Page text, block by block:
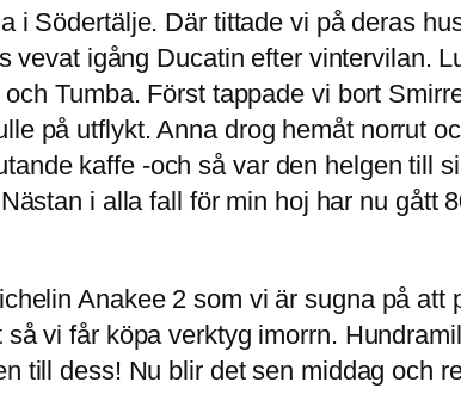
i Södertälje. Där tittade vi på deras
vevat igång Ducatin efter vintervilan.
Tumba. Först tappade vi bort
på utflykt. Anna drog hemåt norrut
kaffe -och så var den helgen till
i alla fall för min hoj har nu gått
Anakee 2 som vi är sugna på att
vi får köpa verktyg imorrn.
till dess! Nu blir det sen middag och